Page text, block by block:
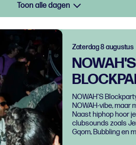
Toon alle dagen
NOWAH'S
Zaterdag 8 augustus
NOWAH’S
NOWAH-vibe, maar
Naast hiphop hoor
clubsounds zoals
Gqom, Bubbling en